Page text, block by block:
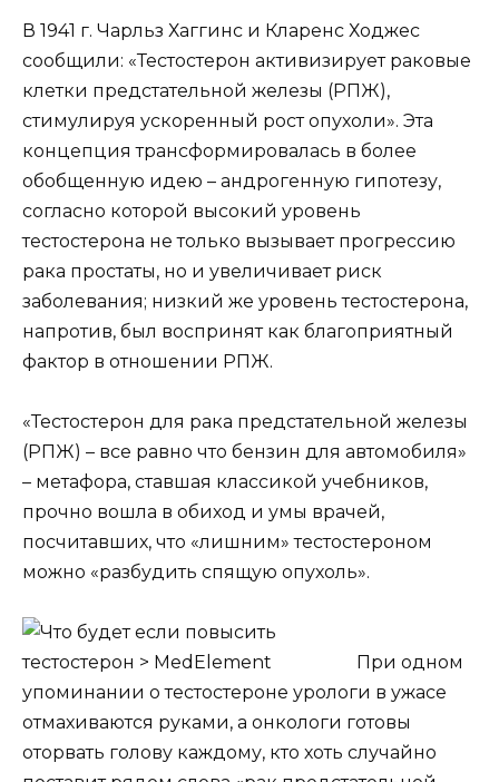
В 1941 г. Чарльз Хаггинс и Кларенс Ходжес
сообщили: «Тестостерон активизирует раковые
клетки предстательной железы (РПЖ),
стимулируя ускоренный рост опухоли». Эта
концепция трансформировалась в более
обобщенную идею – андрогенную гипотезу,
согласно которой высокий уровень
тестостерона не только вызывает прогрессию
рака простаты, но и увеличивает риск
заболевания; низкий же уровень тестостерона,
напротив, был воспринят как благоприятный
фактор в отношении РПЖ.
«Тестостерон для рака предстательной железы
(РПЖ) – все равно что бензин для автомобиля»
– метафора, ставшая классикой учебников,
прочно вошла в обиход и умы врачей,
посчитавших, что «лишним» тестостероном
можно «разбудить спящую опухоль».
При одном
упоминании о тестостероне урологи в ужасе
отмахиваются руками, а онкологи готовы
оторвать голову каждому, кто хоть случайно